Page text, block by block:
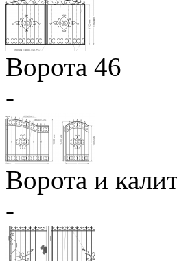
Ворота 46
-
Ворота и
-